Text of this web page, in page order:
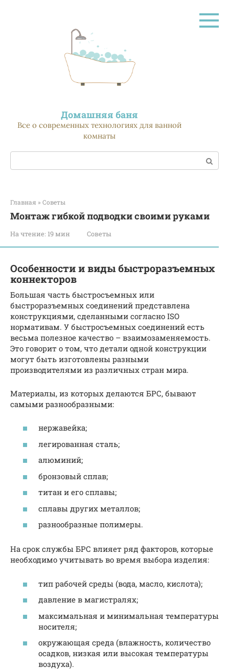
Домашняя баня
Все о современных технологиях для ванной
комнаты
Поиск:
Главная » Советы
Монтаж гибкой подводки своими руками
На чтение: 19 мин Советы
Особенности и виды быстроразъемных
коннекторов
Большая часть быстросъемных или
быстроразъемных соединений представлена
конструкциями, сделанными согласно ISO
нормативам. У быстросъемных соединений есть
весьма полезное качество – взаимозаменяемость.
Это говорит о том, что детали одной конструкции
могут быть изготовлены разными
производителями из различных стран мира.
Материалы, из которых делаются БРС, бывают
самыми разнообразными:
нержавейка;
легированная сталь;
алюминий;
бронзовый сплав;
титан и его сплавы;
сплавы других металлов;
разнообразные полимеры.
На срок службы БРС влияет ряд факторов, которые
необходимо учитывать во время выбора изделия:
тип рабочей среды (вода, масло, кислота);
давление в магистралях;
максимальная и минимальная температуры
носителя;
окружающая среда (влажность, количество
осадков, низкая или высокая температуры
воздуха).